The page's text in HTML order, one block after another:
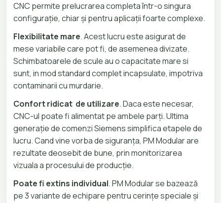
CNC permite prelucrarea completa într-o singura
configurație, chiar și pentru aplicații foarte complexe.
Flexibilitate mare. Acest lucru este asigurat de
mese variabile care pot fi, de asemenea divizate.
Schimbatoarele de scule au o capacitate mare si
sunt, in mod standard complet incapsulate, impotriva
contaminarii cu murdarie.
Confort ridicat de utilizare. Daca este necesar,
CNC-ul poate fi alimentat pe ambele parți. Ultima
generație de comenzi Siemens simplifica etapele de
lucru. Cand vine vorba de siguranța, PM Modular are
rezultate deosebit de bune, prin monitorizarea
vizuala a procesului de producție.
Poate fi extins individual. PM Modular se bazează
pe 3 variante de echipare pentru cerințe speciale și